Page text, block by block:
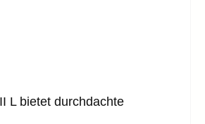
Lbietet durchdachte